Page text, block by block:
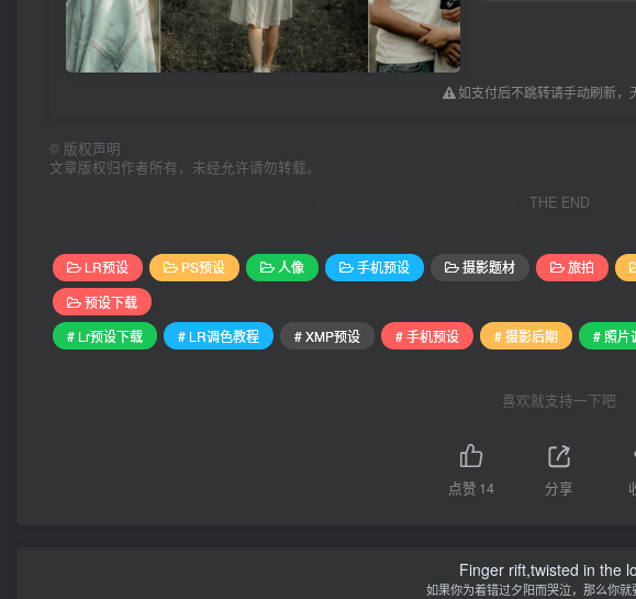
如支付后不跳转请手动刷新，
© 版权声明
文章版权归作者所有，未经允许请勿转载。
THE END
LR预设 PS预设 人像 手机预设 摄影题材 旅拍
预设下载
# Lr预设下载
# LR调色教程 # XMP预设 # 手机预设 # 摄影后期 # 照片
喜欢就支持一下吧
点赞 14 分享
Finger rift,twisted in the
如果你为着错过夕阳而哭泣，那么你就